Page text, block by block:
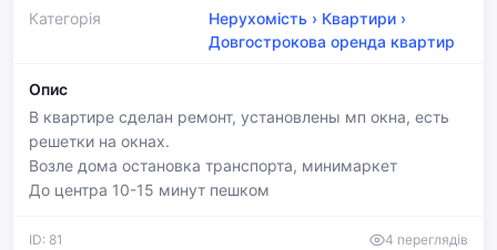
Категорія
Нерухомість › Квартири ›
Довгострокова оренда квартир
Опис
В квартире сделан ремонт, установлены мп окна, есть
решетки на окнах.
Возле дома остановка транспорта, минимаркет
До центра 10-15 минут пешком
ID: 81 4 переглядів